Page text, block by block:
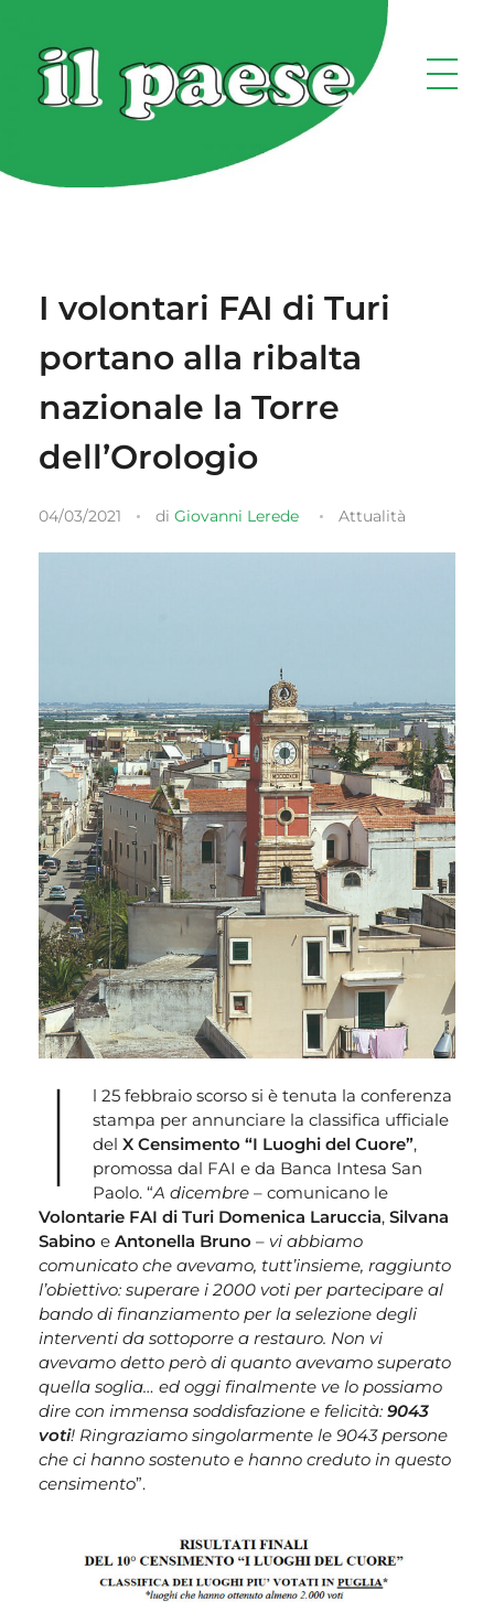
I volontari FAI di Turi
portano alla ribalta
nazionale la Torre
dell’Orologio
04/03/2021 di Giovanni Lerede Attualità
I
l 25 febbraio scorso si è tenuta la conferenza
stampa per annunciare la classifica ufficiale
del X Censimento “I Luoghi del Cuore”,
promossa dal FAI e da Banca Intesa San
Paolo. “A dicembre– comunicano le
Volontarie FAI di Turi Domenica Laruccia, Silvana
Sabino e Antonella Bruno – vi abbiamo
comunicato che avevamo, tutt’insieme, raggiunto
l’obiettivo: superare i 2000 voti per partecipare al
bando di finanziamento per la selezione degli
interventi da sottoporre a restauro. Non vi
avevamo detto però di quanto avevamo superato
quella soglia… ed oggi finalmente ve lo possiamo
dire con immensa soddisfazione e felicità: 9043
voti! Ringraziamo singolarmente le 9043 persone
che ci hanno sostenuto e hanno creduto in questo
censimento”.